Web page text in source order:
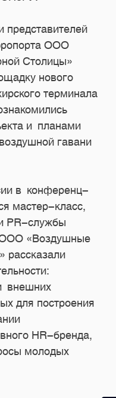
представителей
ООО
Столицы»
нового
терминала
и планами
гавани
в конференц-
мастер-класс,
PR-службы
ООО «Воздушные
рассказали
внешних
для построения
HR-бренда,
молодых